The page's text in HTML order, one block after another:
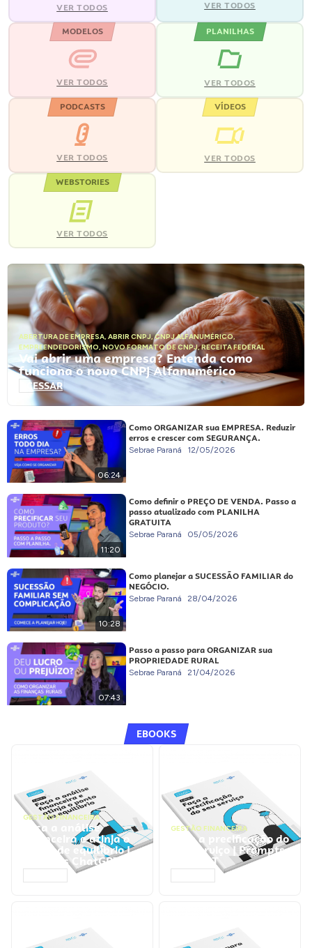
VER TODOS VER TODOS
MODELOS
VER TODOS
PLANILHAS
VER TODOS
PODCASTS
VER TODOS
VÍDEOS
VER TODOS
WEBSTORIES
VER TODOS
ABERTURA DE EMPRESA, ABRIR CNPJ,CNPJ ALFANUMÉRICO,
EMPREENDEDORISMO, NOVO FORMATO DE CNPJ,RECEITA FEDERAL
Vai abrir uma empresa? Entenda como
funciona o novo CNPJ Alfanumérico
ACESSAR
06:24
Como ORGANIZAR sua EMPRESA. Reduzir
erros e crescer com SEGURANÇA.
Sebrae Paraná 12/05/2026
11:20
Como definir o PREÇO DE VENDA. Passo a
passo atualizado com PLANILHA
GRATUITA
Sebrae Paraná 05/05/2026
10:28
Como planejar a SUCESSÃO FAMILIAR do
NEGÓCIO.
Sebrae Paraná 28/04/2026
07:43
Passo a passo para ORGANIZAR sua
PROPRIEDADE RURAL
Sebrae Paraná 21/04/2026
EBOOKS
GESTÃO FINANCEIRA
Faça a análise
financeira e atinja o
ponto de equilíbrio |
Prompts ChatGPT
GESTÃO FINANCEIRA
Faça a precificação do
seu serviço | Prompts
ChatGPT